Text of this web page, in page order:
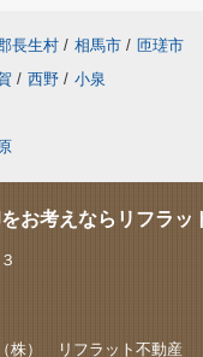
長生村 / 相馬市 / 匝瑳市
/ 西野 / 小泉
お考えならリフラッ
株） リフラット不動産